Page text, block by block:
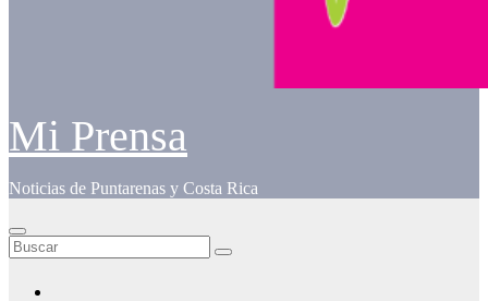
Mi Prensa
Noticias de Puntarenas y Costa Rica